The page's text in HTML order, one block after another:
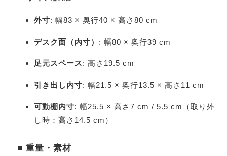
外寸: 幅83 × 奥行40 × 高さ80 cm
デスク面（内寸） : 幅80 × 奥行39 cm
足元スペース: 高さ19.5 cm
引き出し内寸: 幅21.5 × 奥行13.5 × 高さ11 cm
可動棚内寸: 幅25.5 × 高さ7 cm / 5.5 cm（取り外
し時：高さ14.5 cm）
■ 重量・素材